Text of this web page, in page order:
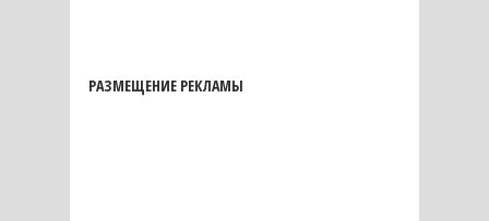
РАЗМЕЩЕНИЕ РЕКЛАМЫ